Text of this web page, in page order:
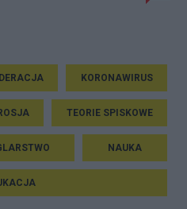
KORONAWIRUS
TEORIE SPISKOWE
NAUKA